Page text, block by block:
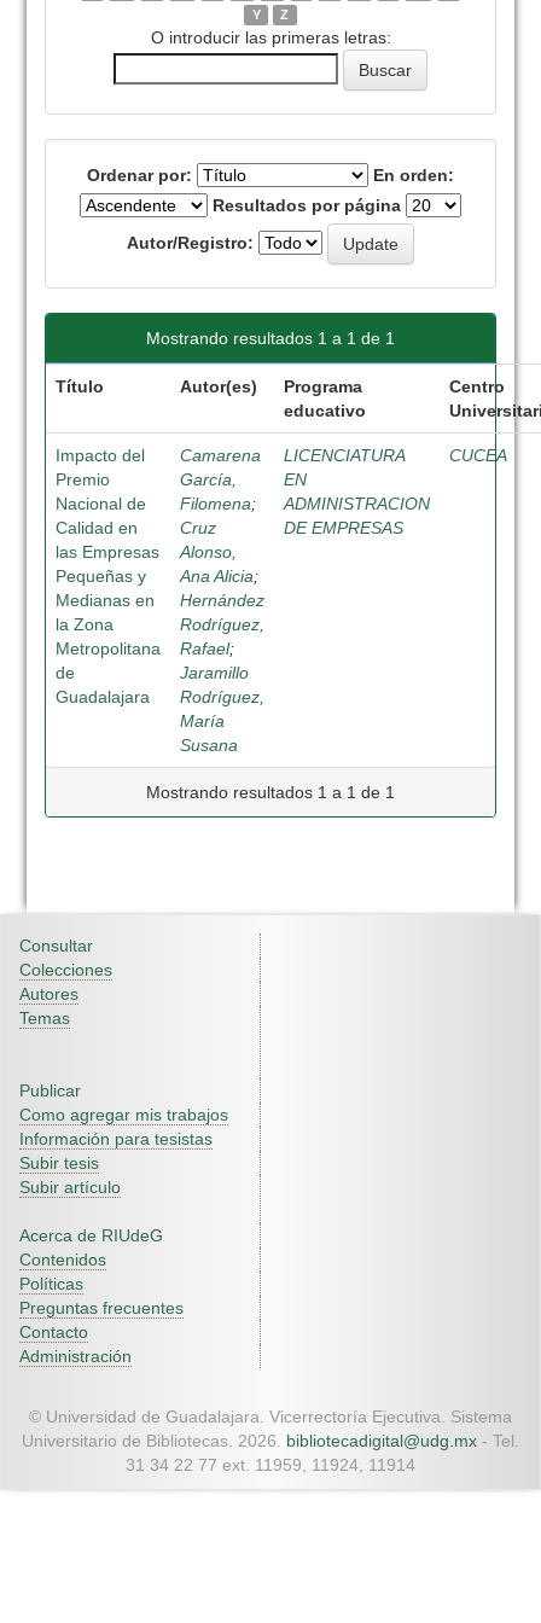
Y
Z
O introducir las primeras letras:
Ordenar por:
En orden:
Resultados por página
Autor/Registro:
Mostrando resultados 1 a 1 de 1
Título Autor(es)
Programa
educativo
Centro
Impacto del
Premio
Nacional de
Calidad en
las Empresas
Pequeñas y
Medianas en
la Zona
Metropolitana
de
Guadalajara
Camarena
García,
Filomena;
Cruz
Alonso,
Ana Alicia;
Hernández
Rodríguez,
Rafael;
Jaramillo
Rodríguez,
María
Susana
LICENCIATURA
EN
ADMINISTRACION
DE EMPRESAS
CUCEA
Mostrando resultados 1 a 1 de 1
Consultar
Colecciones
Autores
Temas
Publicar
Como agregar mis trabajos
Información para tesistas
Subir tesis
Subir artículo
Acerca de RIUdeG
Contenidos
Políticas
Preguntas frecuentes
Contacto
Administración
© Universidad de Guadalajara. Vicerrectoría Ejecutiva. Sistema
Universitario de Bibliotecas. 2026. bibliotecadigital@udg.mx - Tel.
31 34 22 77 ext. 11959, 11924, 11914